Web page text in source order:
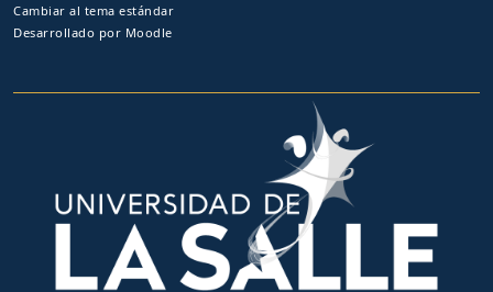
Cambiar al tema estándar
Desarrollado por Moodle